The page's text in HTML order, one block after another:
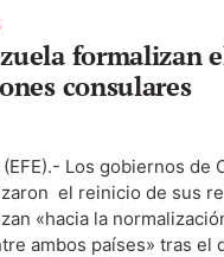
formalizan
consulares
Los gobiernos de
el reinicio de sus
«hacia la
ambos países» tras el